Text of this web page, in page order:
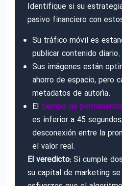
Identifique si su
pasivo financiero con
Su tráfico móvil es
publicar contenido diario.
Sus imágenes están
ahorro de espacio, pero
metadatos de autoría.
El tiempo de
es inferior a 45
desconexión entre la
el valor real.
El veredicto: Si cumple
su capital de marketing